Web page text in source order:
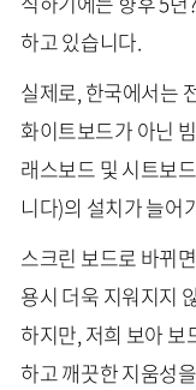
하고 있습니다.
실제로, 한국에서는
화이트보드가 아닌
래스보드 및 시트보
니다)의 설치가 늘어
스크린 보드로 바뀌
용시 더욱 지워지지
하지만, 저희 보아
하고 깨끗한 지움성